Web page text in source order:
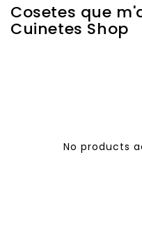
Cosetes que
Cuinetes Shop
No products